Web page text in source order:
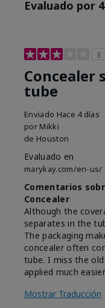
Evaluado por
3
Concealer
tube
Enviado Hace 4 días
por Mikki
de Houston
Evaluado en
marykay.com/en-us/
Comentarios
Concealer
Although the
separates in the
The packaging
concealer often
tube. I miss the
applied much easier.
Mostrar Traducción